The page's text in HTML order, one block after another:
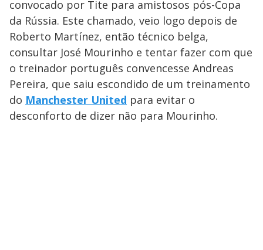
convocado por Tite para amistosos pós-Copa
da Rússia. Este chamado, veio logo depois de
Roberto Martínez, então técnico belga,
consultar José Mourinho e tentar fazer com que
o treinador português convencesse Andreas
Pereira, que saiu escondido de um treinamento
do Manchester United para evitar o
desconforto de dizer não para Mourinho.